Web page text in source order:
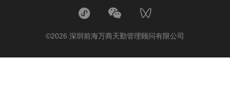
©2026 深圳前海万商天勤管理顾问有限公司